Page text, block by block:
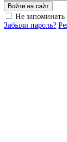
Войти на сайт
Не запоминать
Забыли пароль?